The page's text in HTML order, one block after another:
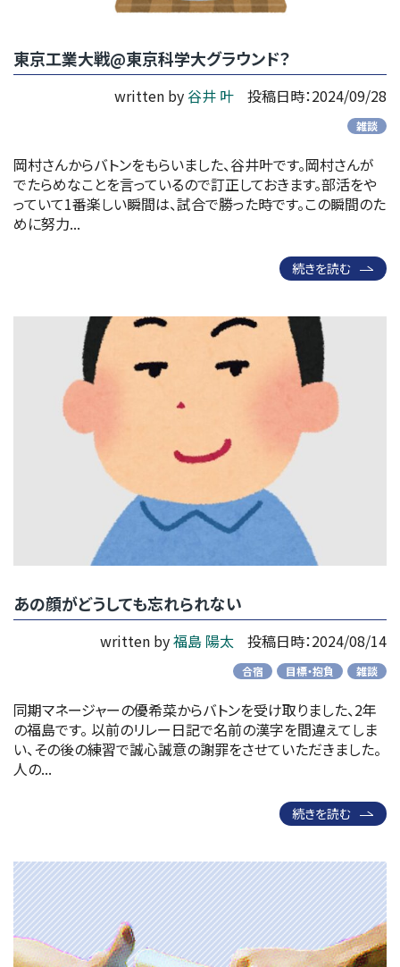
東京工業大戦@東京科学大グラウンド？
written by 谷井 叶 投稿日時：2024/09/28
雑談
岡村さんからバトンをもらいました、谷井叶です。岡村さんが
でたらめなことを言っているので訂正しておきます。部活をや
っていて1番楽しい瞬間は、試合で勝った時です。この瞬間のた
めに努力...
続きを読む
あの顔がどうしても忘れられない
written by福島 陽太 投稿日時：2024/08/14
合宿 目標・抱負 雑談
同期マネージャーの優希菜からバトンを受け取りました、2年
の福島です。 以前のリレー日記で名前の漢字を間違えてしま
い、その後の練習で誠心誠意の謝罪をさせていただきました。
人の...
続きを読む